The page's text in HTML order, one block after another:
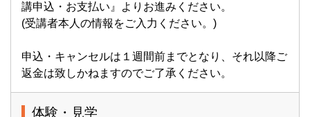
講申込・お支払い』よりお進みください。
(受講者本人の情報をご入力ください。)
申込・キャンセルは１週間前までとなり、それ以降ご
返金は致しかねますのでご了承ください。
体験・見学